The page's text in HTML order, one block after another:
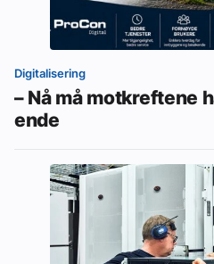
Digitalisering
– Nå må motkreftene
ende